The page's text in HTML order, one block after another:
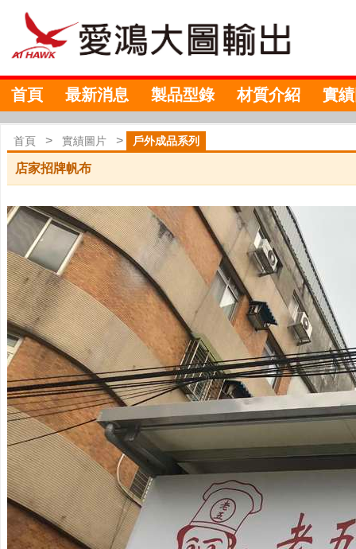
首頁 最新消息 製品型錄 材質介紹 實
首頁 > 實績圖片 > 戶外成品系列
店家招牌帆布